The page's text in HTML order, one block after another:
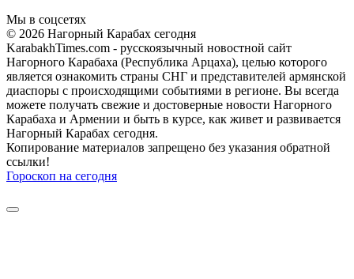
Мы в соцсетях
© 2026 Нагорный Карабах сегодня
KarabakhTimes.com - русскоязычный новостной сайт
Нагорного Карабаха (Республика Арцаха), целью которого
является ознакомить страны СНГ и представителей армянской
диаспоры с происходящими событиями в регионе. Вы всегда
можете получать свежие и достоверные новости Нагорного
Карабаха и Армении и быть в курсе, как живет и развивается
Нагорный Карабах сегодня.
Копирование материалов запрещено без указания обратной
ссылки!
Гороскоп на сегодня